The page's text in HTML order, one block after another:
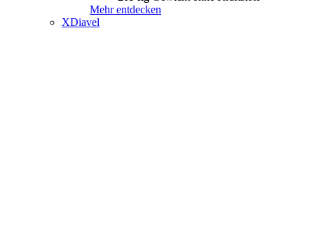
Mehr entdecken
XDiavel